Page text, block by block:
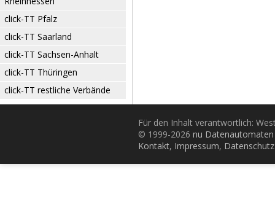
click-TT Pfalz
click-TT Saarland
click-TT Sachsen-Anhalt
click-TT Thüringen
click-TT restliche Verbände
Für den Inhalt verantwortlich:
© 1999-2026 nu
Kontakt, Impressum, Datenschutz